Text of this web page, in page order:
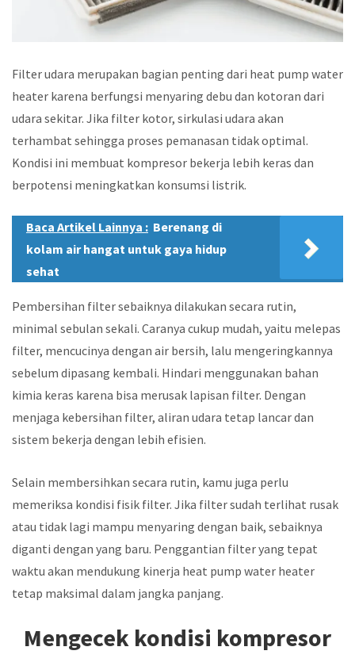
Filter udara merupakan bagian penting dari heat pump water
heater karena berfungsi menyaring debu dan kotoran dari
udara sekitar. Jika filter kotor, sirkulasi udara akan
terhambat sehingga proses pemanasan tidak optimal.
Kondisi ini membuat kompresor bekerja lebih keras dan
berpotensi meningkatkan konsumsi listrik.
Baca Artikel Lainnya : Berenang di
kolam air hangat untuk gaya hidup
sehat
Pembersihan filter sebaiknya dilakukan secara rutin,
minimal sebulan sekali. Caranya cukup mudah, yaitu melepas
filter, mencucinya dengan air bersih, lalu mengeringkannya
sebelum dipasang kembali. Hindari menggunakan bahan
kimia keras karena bisa merusak lapisan filter. Dengan
menjaga kebersihan filter, aliran udara tetap lancar dan
sistem bekerja dengan lebih efisien.
Selain membersihkan secara rutin, kamu juga perlu
memeriksa kondisi fisik filter. Jika filter sudah terlihat rusak
atau tidak lagi mampu menyaring dengan baik, sebaiknya
diganti dengan yang baru. Penggantian filter yang tepat
waktu akan mendukung kinerja heat pump water heater
tetap maksimal dalam jangka panjang.
Mengecek kondisi kompresor